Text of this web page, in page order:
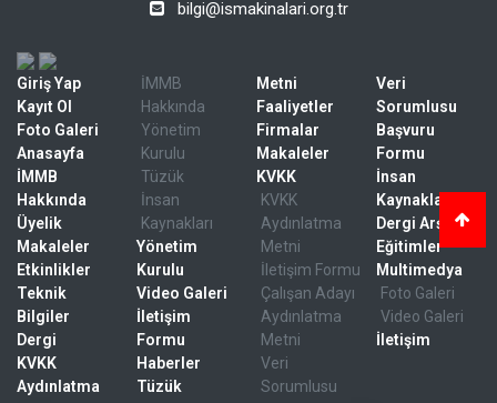
bilgi@ismakinalari.org.tr
Giriş Yap
Kayıt Ol
Foto Galeri
Anasayfa
İMMB
Hakkında
Üyelik
Makaleler
Etkinlikler
Teknik
Bilgiler
Dergi
KVKK
Aydınlatma
İMMB
Hakkında
Yönetim
Kurulu
Tüzük
İnsan
Kaynakları
Yönetim
Kurulu
Video Galeri
İletişim
Formu
Haberler
Tüzük
Metni
Faaliyetler
Firmalar
Makaleler
KVKK
KVKK
Aydınlatma
Metni
İletişim Formu
Çalışan Adayı
Aydınlatma
Metni
Veri
Sorumlusu
Veri
Sorumlusu
Başvuru
Formu
İnsan
Kaynakları
Dergi Arşivi
Eğitimler
Multimedya
Foto Galeri
Video Galeri
İletişim